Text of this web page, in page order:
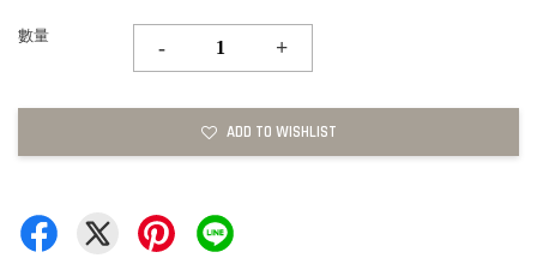
數量
- +
ADD TO WISHLIST